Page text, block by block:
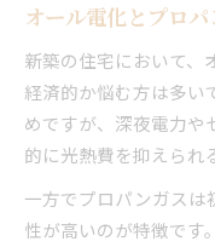
オール電化とプロ
新築の住宅において、
経済的か悩む方は多い
めですが、深夜電力や
的に光熱費を抑えられ
一方でプロパンガスは
性が高いのが特徴です